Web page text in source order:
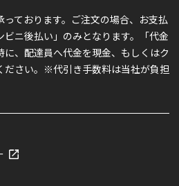
ております。ご注文の場合、お支払
ニ後払い」のみとなります。「代金
、配達員へ代金を現金、もしくはク
ださい。※代引き手数料は当社が負担